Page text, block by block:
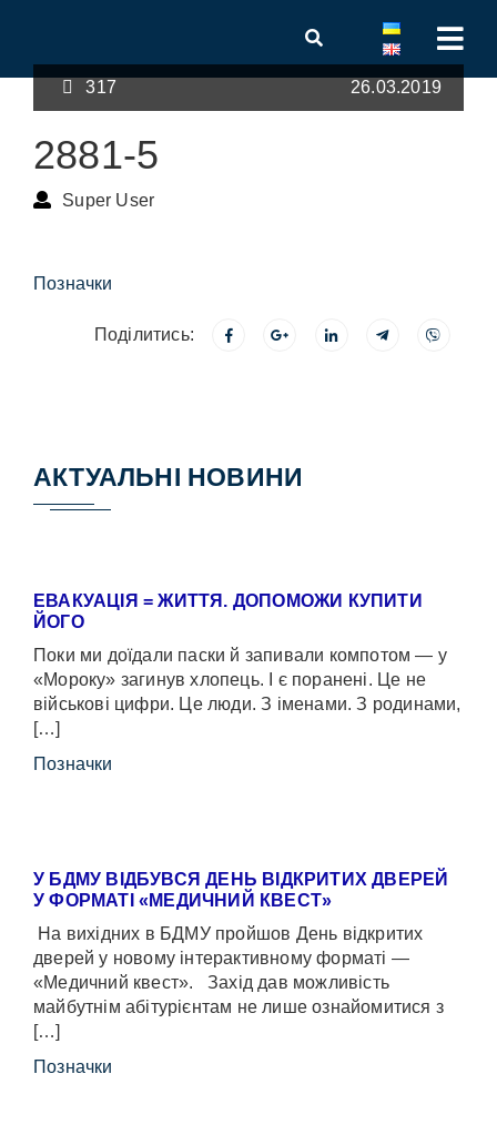
317 26.03.2019
2881-5
Super User
Позначки
Поділитись:
АКТУАЛЬНІ НОВИНИ
ЕВАКУАЦІЯ = ЖИТТЯ. ДОПОМОЖИ КУПИТИ
ЙОГО
Поки ми доїдали паски й запивали компотом — у
«Мороку» загинув хлопець. І є поранені. Це не
військові цифри. Це люди. З іменами. З родинами,
[…]
Позначки
У БДМУ ВІДБУВСЯ ДЕНЬ ВІДКРИТИХ ДВЕРЕЙ
У ФОРМАТІ «МЕДИЧНИЙ КВЕСТ»
На вихідних в БДМУ пройшов День відкритих
дверей у новому інтерактивному форматі —
«Медичний квест». Захід дав можливість
майбутнім абітурієнтам не лише ознайомитися з
[…]
Позначки